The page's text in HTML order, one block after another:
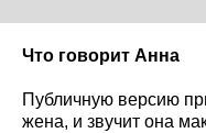
Что говорит Анна
Публичную версию
жена, и звучит она